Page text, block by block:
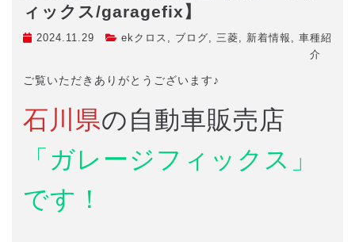
ィックス/garagefix】
2024.11.29 ekクロス , ブログ, 三菱, 新着情報 , 車種紹
介
ご覧いただきありがとうございます♪
石川県の自動車販売店
「ガレージフィックス」
です！